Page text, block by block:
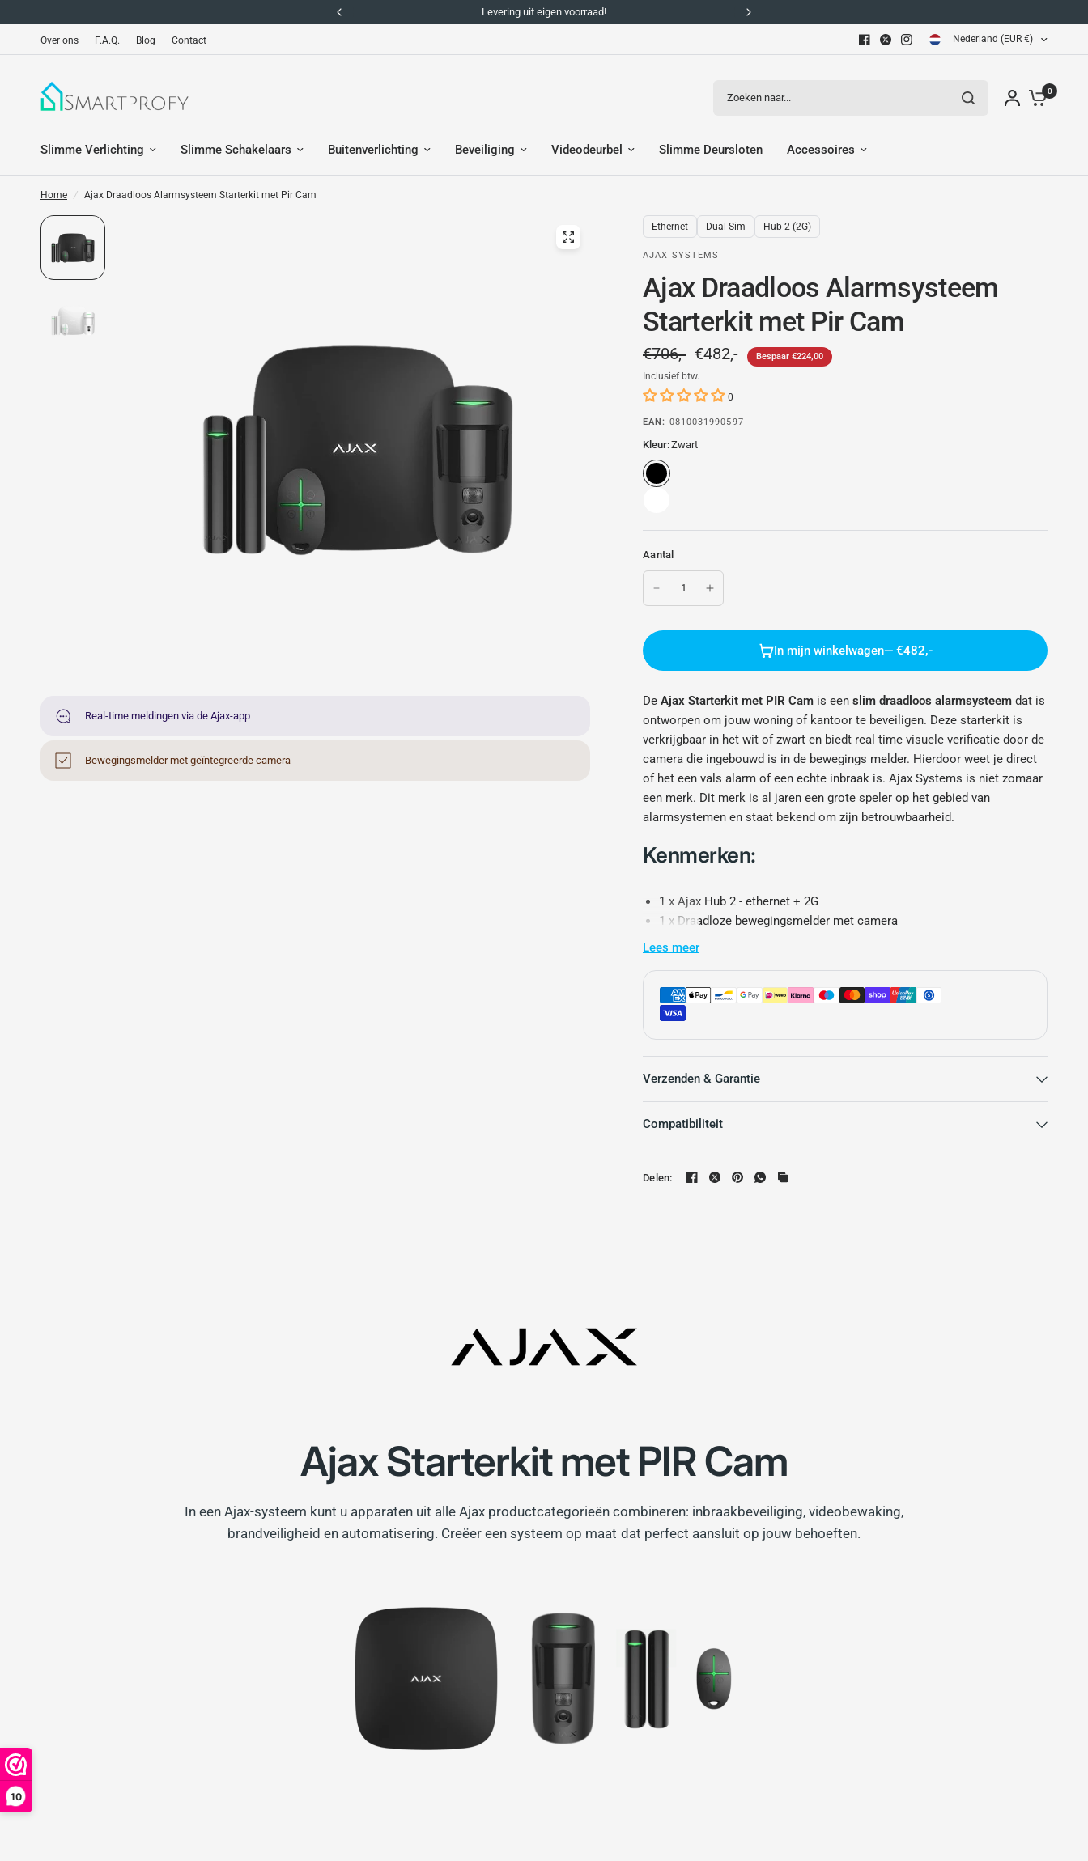
10
Levering uit eigen voorraad!
Over ons F.A.Q. Blog Contact Nederland (EUR €)
0
Slimme Verlichting Slimme Schakelaars Buitenverlichting Beveiliging Videodeurbel Slimme Deursloten Accessoires
Home / Ajax Draadloos Alarmsysteem Starterkit met Pir Cam
Real-time meldingen via de Ajax-app
Bewegingsmelder met geïntegreerde camera
Ethernet Dual Sim Hub 2 (2G)
AJAX SYSTEMS
Ajax Draadloos Alarmsysteem
Starterkit met Pir Cam
€706,- €482,- Bespaar €224,00
Inclusief btw.
0
EAN: 0810031990597
Kleur:Zwart
Aantal
In mijn winkelwagen— €482,-
DeAjax Starterkit met PIR Cam is eenslim draadloos alarmsysteem dat is
ontworpen om jouw woning of kantoor te beveiligen. Deze starterkit is
verkrijgbaar in het wit of zwart en biedt real time visuele verificatie door de
camera die ingebouwd is in de bewegings melder. Hierdoor weet je direct
of het een vals alarm of een echte inbraak is. Ajax Systems is niet zomaar
een merk. Dit merk is al jaren een grote speler op het gebied van
alarmsystemen en staat bekend om zijn betrouwbaarheid.
Kenmerken:
1 x Ajax Hub 2 - ethernet + 2G
1 x Draadloze bewegingsmelder met camera
Met real-time notificaties, slimme sensoren en eenvoudige installatie en
bediening via de Ajax-app is deze set perfect om zelf te installeren. Dankzij
de ingebouwde GSM- en LAN-ondersteuning blijft je alarmsysteem altijd
Lees meer
Verzenden & Garantie
Compatibiliteit
Delen:
Ajax Starterkit met PIR Cam
In een Ajax-systeem kunt u apparaten uit alle Ajax productcategorieën combineren: inbraakbeveiliging, videobewaking,
brandveiligheid en automatisering. Creëer een systeem op maat dat perfect aansluit op jouw behoeften.